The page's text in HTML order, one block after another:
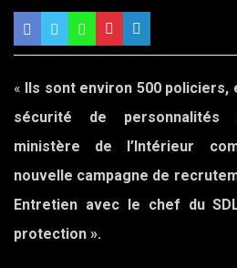
«
Ils sont environ 500
sécurité de personnalités
ministère de l’Intérieur
nouvelle campagne de
Entretien avec le chef du
protection ».